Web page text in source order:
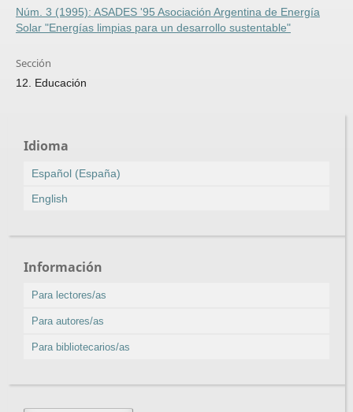
Núm. 3 (1995): ASADES '95 Asociación Argentina de Energía
Solar "Energías limpias para un desarrollo sustentable"
Sección
12. Educación
Idioma
Español (España)
English
Información
Para lectores/as
Para autores/as
Para bibliotecarios/as